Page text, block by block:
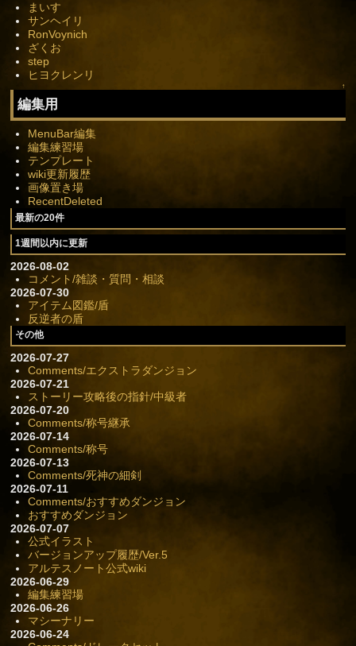
まいす
サンヘイリ
RonVoynich
ざくお
step
ヒヨクレンリ
↑
編集用
MenuBar編集
編集練習場
テンプレート
wiki更新履歴
画像置き場
RecentDeleted
最新の20件
1週間以内に更新
2026-08-02
コメント/雑談・質問・相談
2026-07-30
アイテム図鑑/盾
反逆者の盾
その他
2026-07-27
Comments/エクストラダンジョン
2026-07-21
ストーリー攻略後の指針/中級者
2026-07-20
Comments/称号継承
2026-07-14
Comments/称号
2026-07-13
Comments/死神の細剣
2026-07-11
Comments/おすすめダンジョン
おすすめダンジョン
2026-07-07
公式イラスト
バージョンアップ履歴/Ver.5
アルテスノート公式wiki
2026-06-29
編集練習場
2026-06-26
マシーナリー
2026-06-24